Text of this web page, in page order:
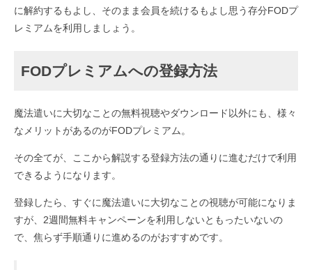
に解約するもよし、そのまま会員を続けるもよし思う存分FODプ
レミアムを利用しましょう。
FODプレミアムへの登録方法
魔法遣いに大切なことの無料視聴やダウンロード以外にも、様々
なメリットがあるのがFODプレミアム。
その全てが、ここから解説する登録方法の通りに進むだけで利用
できるようになります。
登録したら、すぐに魔法遣いに大切なことの視聴が可能になりま
すが、2週間無料キャンペーンを利用しないともったいないの
で、焦らず手順通りに進めるのがおすすめです。